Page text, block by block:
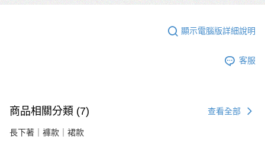
顯示電腦版詳細說明
客服
商品相關分類 (7) 查看全部
長下著｜褲款｜裙款